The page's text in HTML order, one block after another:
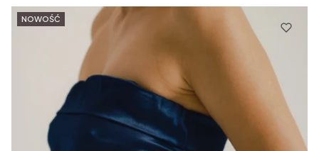
NOWOŚĆ